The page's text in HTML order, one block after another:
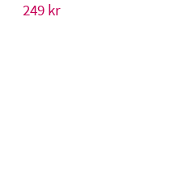
249 kr